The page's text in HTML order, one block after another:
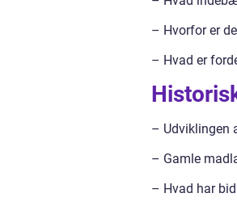
– Hvorfor er
– Hvad er
– Udviklingen
– Gamle
– Hvad har